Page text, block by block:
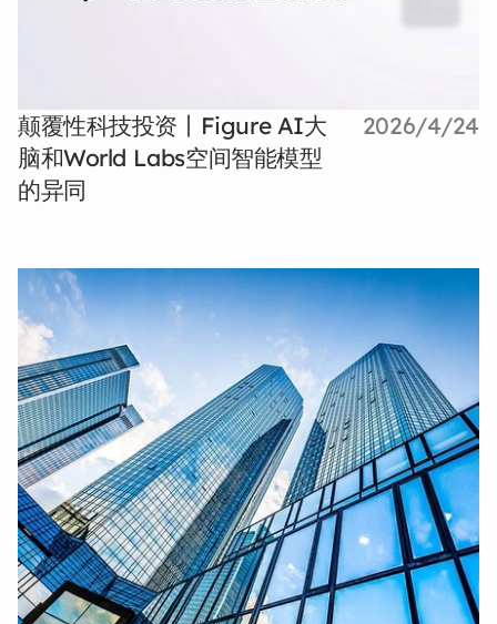
颠覆性科技投资丨Figure AI大
脑和World Labs空间智能模型
的异同
2026/4/24